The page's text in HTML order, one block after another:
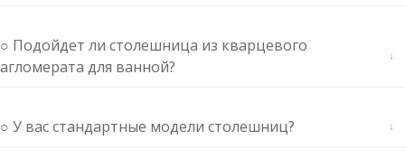
○ Подойдет ли столешница из кварцевого
агломерата для ванной?
○ У вас стандартные модели столешниц?